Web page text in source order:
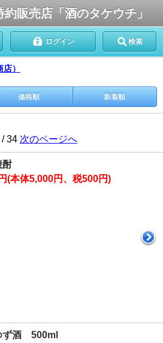
販売店「酒のタケウチ」
ログイン 検索
）
価格順 新着順
/ 34 次のページへ
(本体5,000円、税500円)
酒 500ml